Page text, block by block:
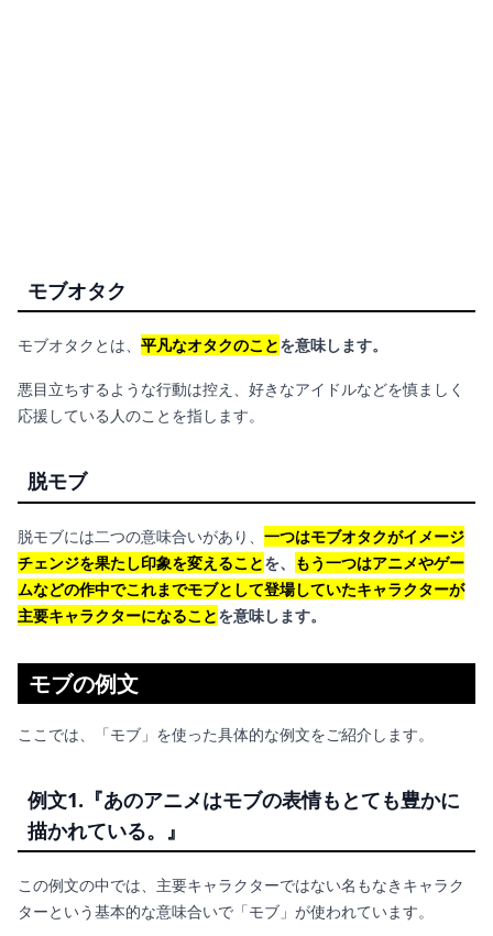
モブオタク
モブオタクとは、 平凡なオタクのことを意味します。
悪目立ちするような行動は控え、好きなアイドルなどを慎ましく
応援している人のことを指します。
脱モブ
脱モブには二つの意味合いがあり、 一つはモブオタクがイメージ
チェンジを果たし印象を変えることを、
もう一つはアニメやゲー
ムなどの作中でこれまでモブとして登場していたキャラクターが
主要キャラクターになることを意味します。
モブの例文
ここでは、「モブ」を使った具体的な例文をご紹介します。
例文1.『あのアニメはモブの表情もとても豊かに
描かれている。』
この例文の中では、主要キャラクターではない名もなきキャラク
ターという基本的な意味合いで「モブ」が使われています。